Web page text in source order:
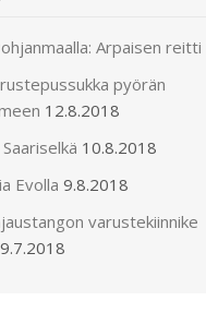
Arpaisen reitti
pyörän
12.8.2018
10.8.2018
Evolla 9.8.2018
varustekiinnike
9.7.2018